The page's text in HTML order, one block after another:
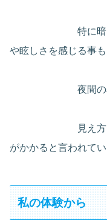
特に暗いとこ
や眩しさを感じる事も
夜間の車の運
見え方に慣れ
がかかると言われてい
私の体験から